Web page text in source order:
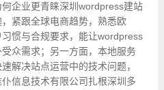
企业更青睐深圳wordpress建站
紧跟全球电商趋势，熟悉欧
惯与合规要求，能让wordpress
众需求；另一方面，本地服务
解决站点运营中的技术问题，
信息技术有限公司扎根深圳多